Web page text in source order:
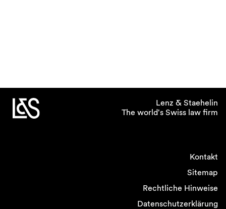
Lenz & Staehelin
The world's Swiss law firm
Kontakt
Sitemap
Rechtliche Hinweise
Datenschutzerklärung